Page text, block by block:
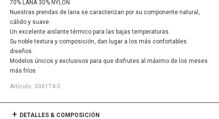
70% LANA 30% NYLON
Nuestras prendas de lana se caracterizan por su componente natural,
cálido y suave.
Un excelente aislante térmico para las bajas temperaturas.
Su noble textura y composición, dan lugar a los más confortables
diseños.
Modelos únicos y exclusivos para que disfrutes al máximo de los meses
más fríos.
506174-3
DETALLES & COMPOSICIÓN